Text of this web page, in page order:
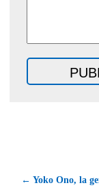
← Yoko Ono, la